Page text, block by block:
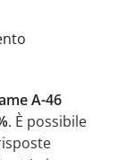
A-46
. È possibile